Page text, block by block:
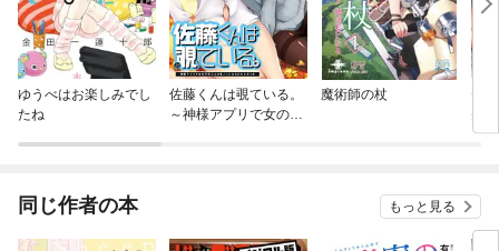
ゆうべはお楽しみでし
たね
佐藤くんは覗ている。
～神様アプリで女の子
魔術師の杖
デ
先
ス～
同じ作者の本 もっと見る